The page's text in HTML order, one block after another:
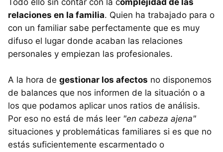
Todo ello sin contar con la complejidad de las
relaciones en la familia. Quien ha trabajado para o
con un familiar sabe perfectamente que es muy
difuso el lugar donde acaban las relaciones
personales y empiezan las profesionales.
A la hora de gestionar los afectos no disponemos
de balances que nos informen de la situación o a
los que podamos aplicar unos ratios de análisis.
Por eso no está de más leer "en cabeza ajena"
situaciones y problemáticas familiares si es que no
estás suficientemente escarmentado o